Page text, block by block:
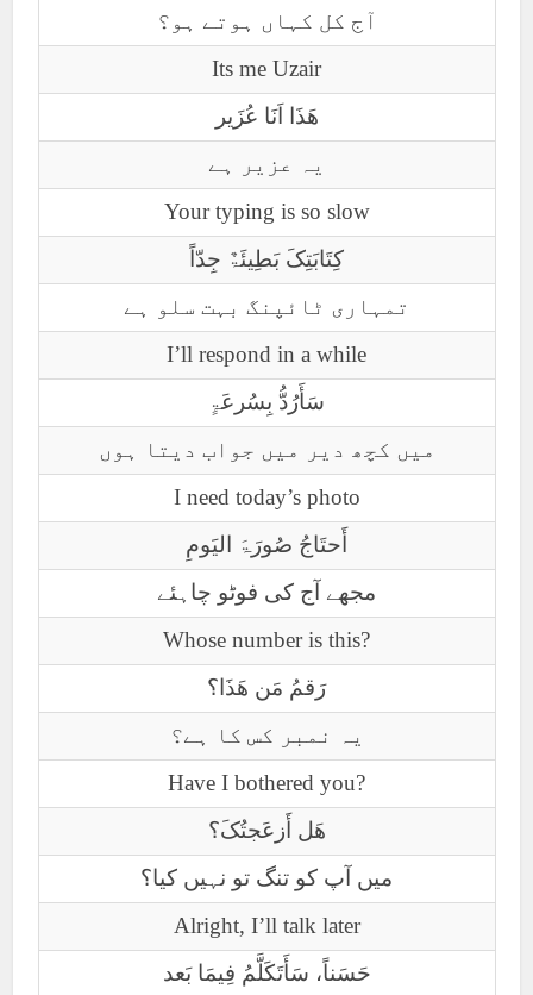
آج کل کہاں ہوتے ہو؟
Its me Uzair
ھَذَا اَنَا عُزَیر
یہ عزیر ہے
Your typing is so slow
کِتَابَتِکَ بَطِیئَۃٌ جِدّاً
تمہاری ٹائپنگ بہت سلو ہے
I’ll respond in a while
سَأَرُدُّ بِسُرعَۃٍ
میں کچھ دیر میں جواب دیتا ہوں
I need today’s photo
أَحتَاجُ صُورَۃَ الیَومِ
مجھے آج کی فوٹو چاہئے
Whose number is this?
رَقمُ مَن ھَذَا؟
یہ نمبر کس کا ہے؟
Have I bothered you?
ھَل أَزعَجتُکَ؟
میں آپ کو تنگ تو نہیں کیا؟
Alright, I’ll talk later
حَسَناً، سَأَتَکَلَّمُ فِیمَا بَعد